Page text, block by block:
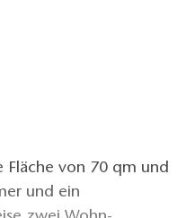
Fläche von 70 qm und
und ein